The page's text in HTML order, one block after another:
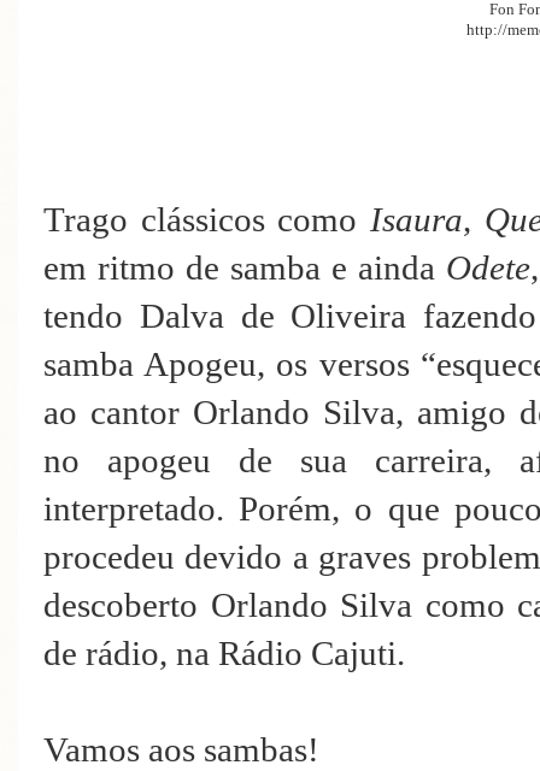
Fon
http://
Trago clássicos como Isaura,
em ritmo de samba e ainda Odete
tendo Dalva de Oliveira
samba Apogeu, os versos
ao cantor Orlando Silva, amigo
no apogeu de sua carreira,
interpretado. Porém, o que
procedeu devido a graves
descoberto Orlando Silva como
de rádio, na Rádio Cajuti.
Vamos aos sambas!